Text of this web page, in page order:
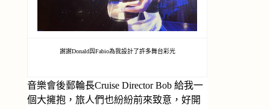
謝謝Donald與Fabio為我設計了許多舞台彩光
音樂會後郵輪長Cruise Director Bob 給我一
個大擁抱，旅人們也紛紛前來致意，好開